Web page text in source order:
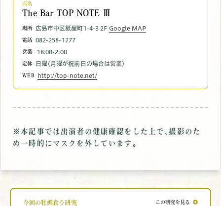
店名
The Bar TOP NOTE Ⅲ
場所 広島市中区紙屋町1-4-3 2F Google MAP
電話 082-258-1277
営業 18:00-2:00
定休 日曜(月曜が祝前日の場合は営業)
WEB http://top-note.net/
※本記事では出演者の健康確認をした上で､撮影のた
め一時的にマスクを外しています｡
今回の牡蠣食う研究 この研究を見る